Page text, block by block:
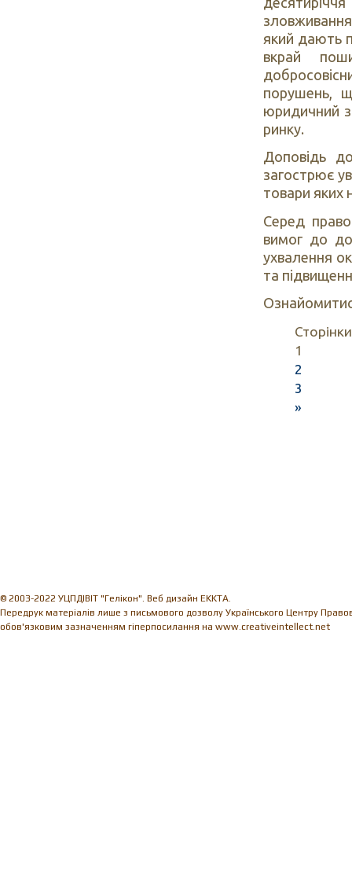
який дають
вкрай
порушень,
юридичний
ринку.
Доповідь
загострює
товари яких
Серед
вимог до
ухвалення
та
1
2
3
»
© 2003-2022 УЦПДІВІТ "Гелікон". Веб дизайн EKKTA.
Передрук матеріалів лише з письмового дозволу Українського Центру
обов'язковим зазначенням гіперпосилання на www.creativeintellect.net